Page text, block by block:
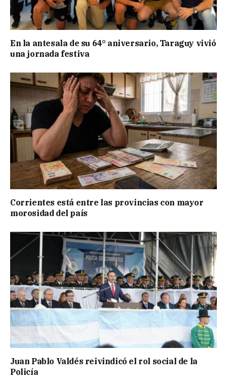
En la antesala de su 64° aniversario, Taraguy vivió
una jornada festiva
Corrientes está entre las provincias con mayor
morosidad del país
Juan Pablo Valdés reivindicó el rol social de la
Policía